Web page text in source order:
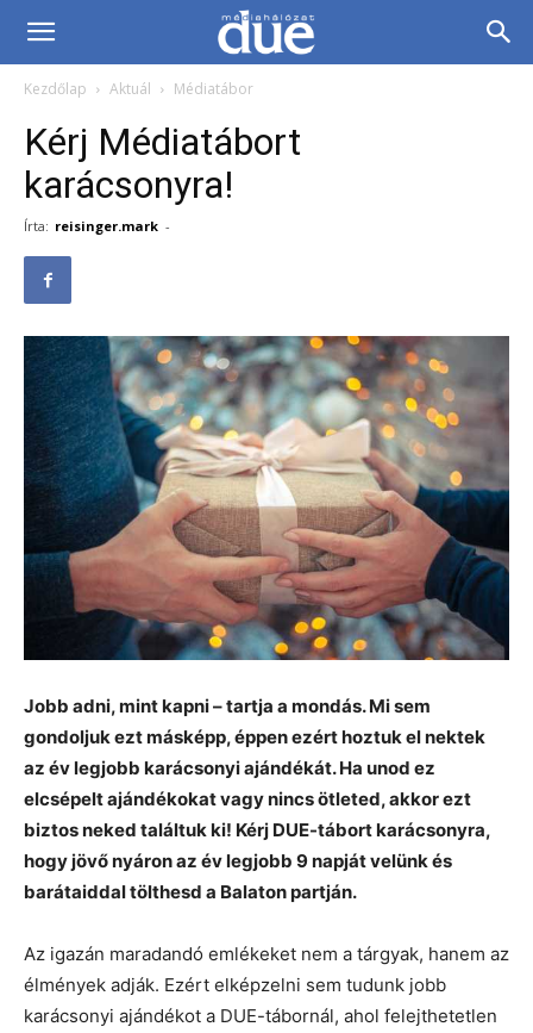
DUE
Médiahálózat…
Kezdőlap Aktuál Médiatábor
Kérj Médiatábort
karácsonyra!
Írta: reisinger.mark -
Jobb adni, mint kapni – tartja a mondás. Mi sem
gondoljuk ezt másképp, éppen ezért hoztuk el nektek
az év legjobb karácsonyi ajándékát. Ha unod ez
elcsépelt ajándékokat vagy nincs ötleted, akkor ezt
biztos neked találtuk ki! Kérj DUE-tábort karácsonyra,
hogy jövő nyáron az év legjobb 9 napját velünk és
barátaiddal tölthesd a Balaton partján.
Az igazán maradandó emlékeket nem a tárgyak, hanem az
élmények adják. Ezért elképzelni sem tudunk jobb
karácsonyi ajándékot a DUE-tábornál, ahol felejthetetlen